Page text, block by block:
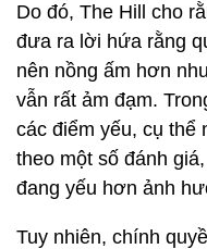
Do đó, The Hill cho
đưa ra lời hứa rằng
nên nồng ấm hơn
vẫn rất ảm đạm.
các điểm yếu, cụ thể
theo một số đánh
đang yếu hơn ảnh
Tuy nhiên, chính